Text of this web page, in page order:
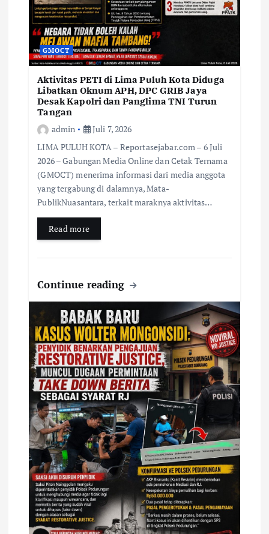
GMOCT
Aktivitas PETI di Lima Puluh Kota Diduga
Libatkan Oknum APH, DPC GRIB Jaya
Desak Kapolri dan Panglima TNI Turun
Tangan
admin
Juli 7, 2026
LIMA PULUH KOTA – Reportasejabar.com – 6 Juli
2026 – Gabungan Media Online dan Cetak Ternama
(GMOCT) menerima informasi dari media anggota
yang tergabung di dalamnya, Mata-
PublikNuasantara, terkait maraknya aktivitas…
Read more
Continue reading